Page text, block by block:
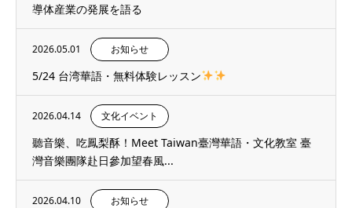
導体産業の発展を語る
2026.05.01 お知らせ
5/24 台湾華語・無料体験レッスン
2026.04.14 文化イベント
聽音樂、吃鳳梨酥！Meet Taiwan臺灣華語・文化教室 臺
灣音樂團隊赴日參加望春風...
2026.04.10 お知らせ